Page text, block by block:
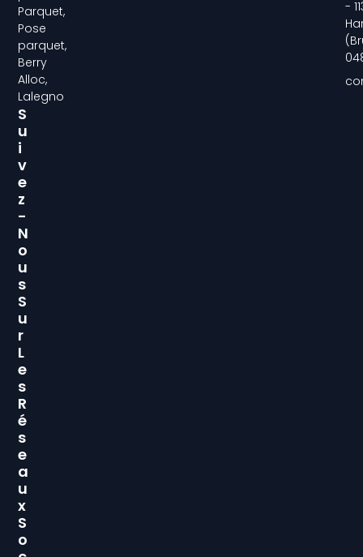
Parquet,
Pose
parquet,
Berry
Alloc,
Lalegno
S
U
I
V
E
Z
-
N
O
U
S
S
U
R
L
E
S
R
É
S
E
A
U
X
S
O
-